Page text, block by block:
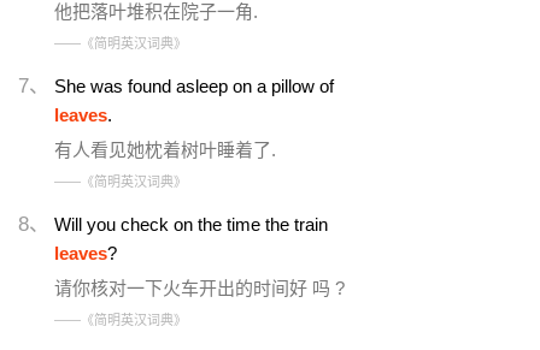
他把落叶堆积在院子一角.
——《简明英汉词典》
7、
She was found asleep on a pillow of
leaves.
有人看见她枕着树叶睡着了.
——《简明英汉词典》
8、
Will you check on the time the train
leaves?
请你核对一下火车开出的时间好 吗 ?
——《简明英汉词典》